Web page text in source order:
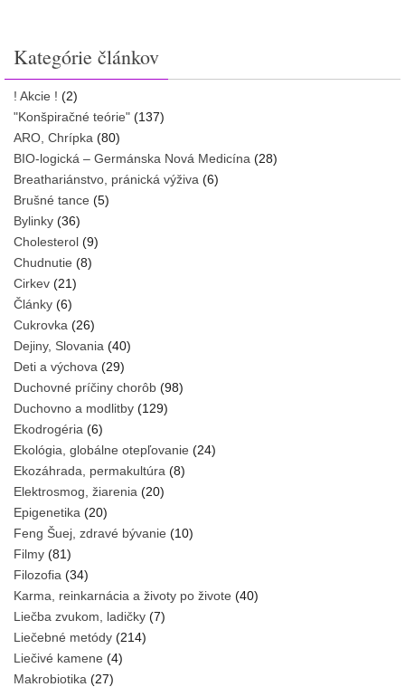
Kategórie článkov
! Akcie ! (2)
"Konšpiračné teórie" (137)
ARO, Chrípka (80)
BIO-logická – Germánska Nová Medicína (28)
Breathariánstvo, pránická výživa (6)
Brušné tance (5)
Bylinky (36)
Cholesterol (9)
Chudnutie (8)
Cirkev (21)
Články (6)
Cukrovka (26)
Dejiny, Slovania (40)
Deti a výchova (29)
Duchovné príčiny chorôb (98)
Duchovno a modlitby (129)
Ekodrogéria (6)
Ekológia, globálne otepľovanie (24)
Ekozáhrada, permakultúra (8)
Elektrosmog, žiarenia (20)
Epigenetika (20)
Feng Šuej, zdravé bývanie (10)
Filmy (81)
Filozofia (34)
Karma, reinkarnácia a životy po živote (40)
Liečba zvukom, ladičky (7)
Liečebné metódy (214)
Liečivé kamene (4)
Makrobiotika (27)